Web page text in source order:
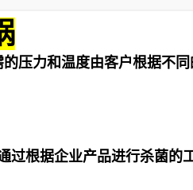
压力和温度由客户根据不
根据企业产品进行杀菌的